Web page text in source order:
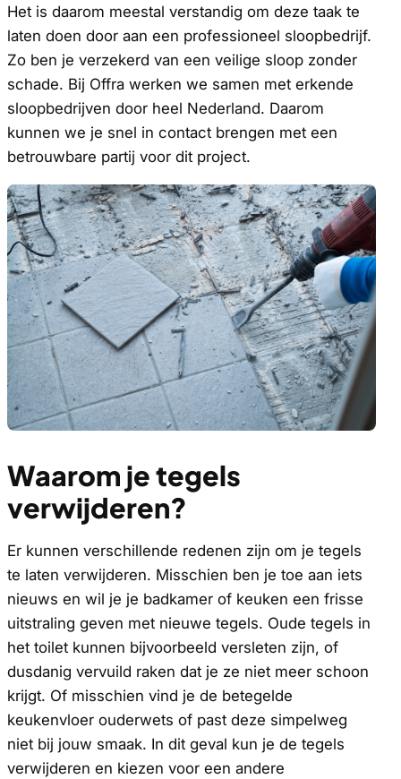
Het is daarom meestal verstandig om deze taak te
laten doen door aan een professioneel sloopbedrijf.
Zo ben je verzekerd van een veilige sloop zonder
schade. Bij Offra werken we samen met erkende
sloopbedrijven door heel Nederland. Daarom
kunnen we je snel in contact brengen met een
betrouwbare partij voor dit project.
Waarom je tegels
verwijderen?
Er kunnen verschillende redenen zijn om je tegels
te laten verwijderen. Misschien ben je toe aan iets
nieuws en wil je je badkamer of keuken een frisse
uitstraling geven met nieuwe tegels. Oude tegels in
het toilet kunnen bijvoorbeeld versleten zijn, of
dusdanig vervuild raken dat je ze niet meer schoon
krijgt. Of misschien vind je de betegelde
keukenvloer ouderwets of past deze simpelweg
niet bij jouw smaak. In dit geval kun je de tegels
verwijderen en kiezen voor een andere